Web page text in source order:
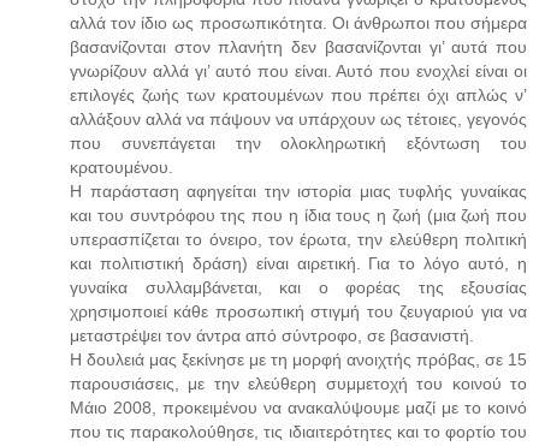
αλλά τον ίδιο ως προσωπικότητα. Οι άνθρωποι που σήμερα
βασανίζονται στον πλανήτη δεν βασανίζονται γι’ αυτά που
γνωρίζουν αλλά γι’ αυτό που είναι. Αυτό που ενοχλεί είναι οι
επιλογές ζωής των κρατουμένων που πρέπει όχι απλώς ν’
αλλάξουν αλλά να πάψουν να υπάρχουν ως τέτοιες, γεγονός
που συνεπάγεται την ολοκληρωτική εξόντωση του
κρατουμένου.
Η παράσταση αφηγείται την ιστορία μιας τυφλής γυναίκας
και του συντρόφου της που η ίδια τους η ζωή (μια ζωή που
υπερασπίζεται το όνειρο, τον έρωτα, την ελεύθερη πολιτική
και πολιτιστική δράση) είναι αιρετική. Για το λόγο αυτό, η
γυναίκα συλλαμβάνεται, και ο φορέας της εξουσίας
χρησιμοποιεί κάθε προσωπική στιγμή του ζευγαριού για να
μεταστρέψει τον άντρα από σύντροφο, σε βασανιστή.
Η δουλειά μας ξεκίνησε με τη μορφή ανοιχτής πρόβας, σε 15
παρουσιάσεις, με την ελεύθερη συμμετοχή του κοινού το
Μάιο 2008, προκειμένου να ανακαλύψουμε μαζί με το κοινό
που τις παρακολούθησε, τις ιδιαιτερότητες και το φορτίο του